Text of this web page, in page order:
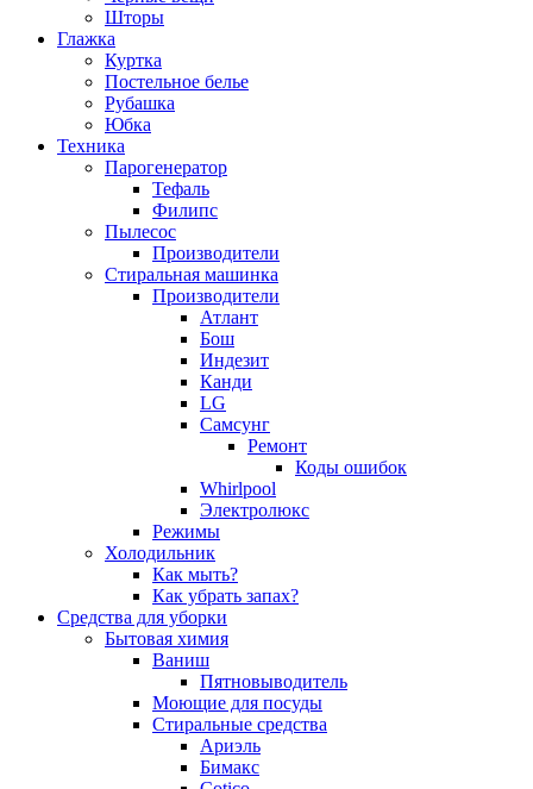
Шторы
Глажка
Куртка
Постельное белье
Рубашка
Юбка
Техника
Парогенератор
Тефаль
Филипс
Пылесос
Производители
Стиральная машинка
Производители
Атлант
Бош
Индезит
Канди
LG
Самсунг
Ремонт
Коды ошибок
Whirlpool
Электролюкс
Режимы
Холодильник
Как мыть?
Как убрать запах?
Средства для уборки
Бытовая химия
Ваниш
Пятновыводитель
Моющие для посуды
Стиральные средства
Ариэль
Бимакс